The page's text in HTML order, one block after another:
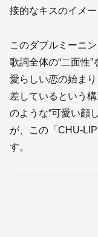
接的なキスのイメ
このダブルミーニ
歌詞全体の“二面性
愛らしい恋の始ま
差しているという
のような“可愛い顔
が、この「CHU-
す。